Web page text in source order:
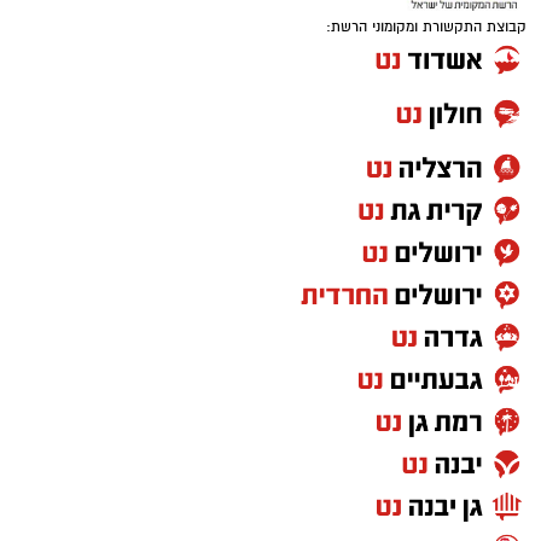
הצטרפו לקבוצת החדשות השקטה של רמת גן נט ב-
WhatsApp כל החדשות לחצו כאן
לא ללחוץ:אין להיכנס בשום אופן לקישור
המצורף להודעה.
לא להזין פרטים:
סיסמאות או פרטי אמצעי תשלום.
למחוק מיד:
מהמכשיר באופן מיידי כדי למנוע לחיצה